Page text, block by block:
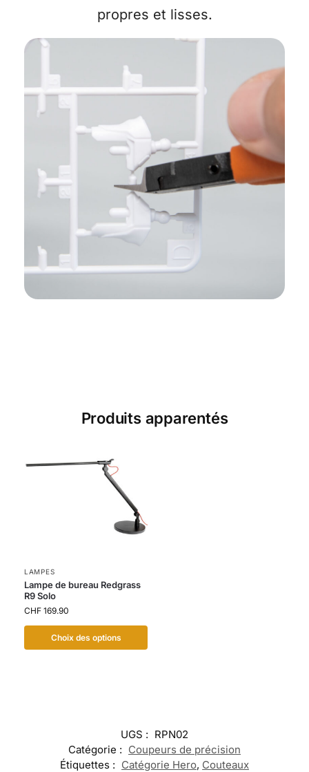
propres et lisses.
Produits apparentés
LAMPES
Lampe de bureau Redgrass
R9 Solo
CHF 169.90
Choix des options
UGS : RPN02
Catégorie : Coupeurs de précision
Étiquettes : Catégorie Hero, Couteaux